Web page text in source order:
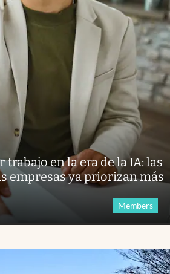
trabajo en la era de la IA: las
empresas ya priorizan más
Members